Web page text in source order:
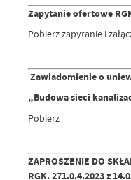
Zapytanie ofertowe
Pobierz zapytanie i
Zawiadomienie o
„Budowa sieci
Pobierz
ZAPROSZENIE DO
RGK. 271.0.4.2023 z